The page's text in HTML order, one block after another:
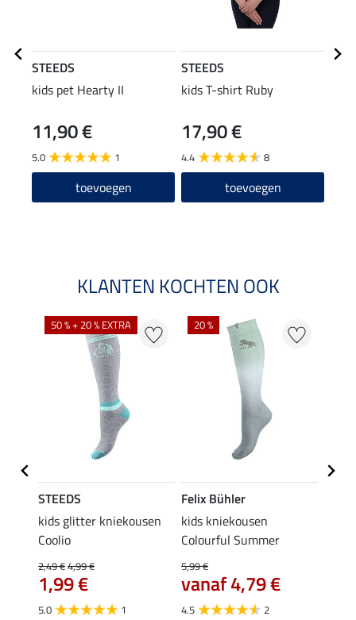
STEEDS
kids pet Hearty II
11,90 €
5.0 1
toevoegen
STEEDS
kids T-shirt Ruby
17,90 €
4.4 8
toevoegen
KLANTEN KOCHTEN OOK
50 % + 20 % EXTRA
STEEDS
kids glitter kniekousen
Coolio
2,49 €4,99 €
1,99 €
5.0 1
20 %
Felix Bühler
kids kniekousen
Colourful Summer
5,99 €
vanaf 4,79 €
4.5 2